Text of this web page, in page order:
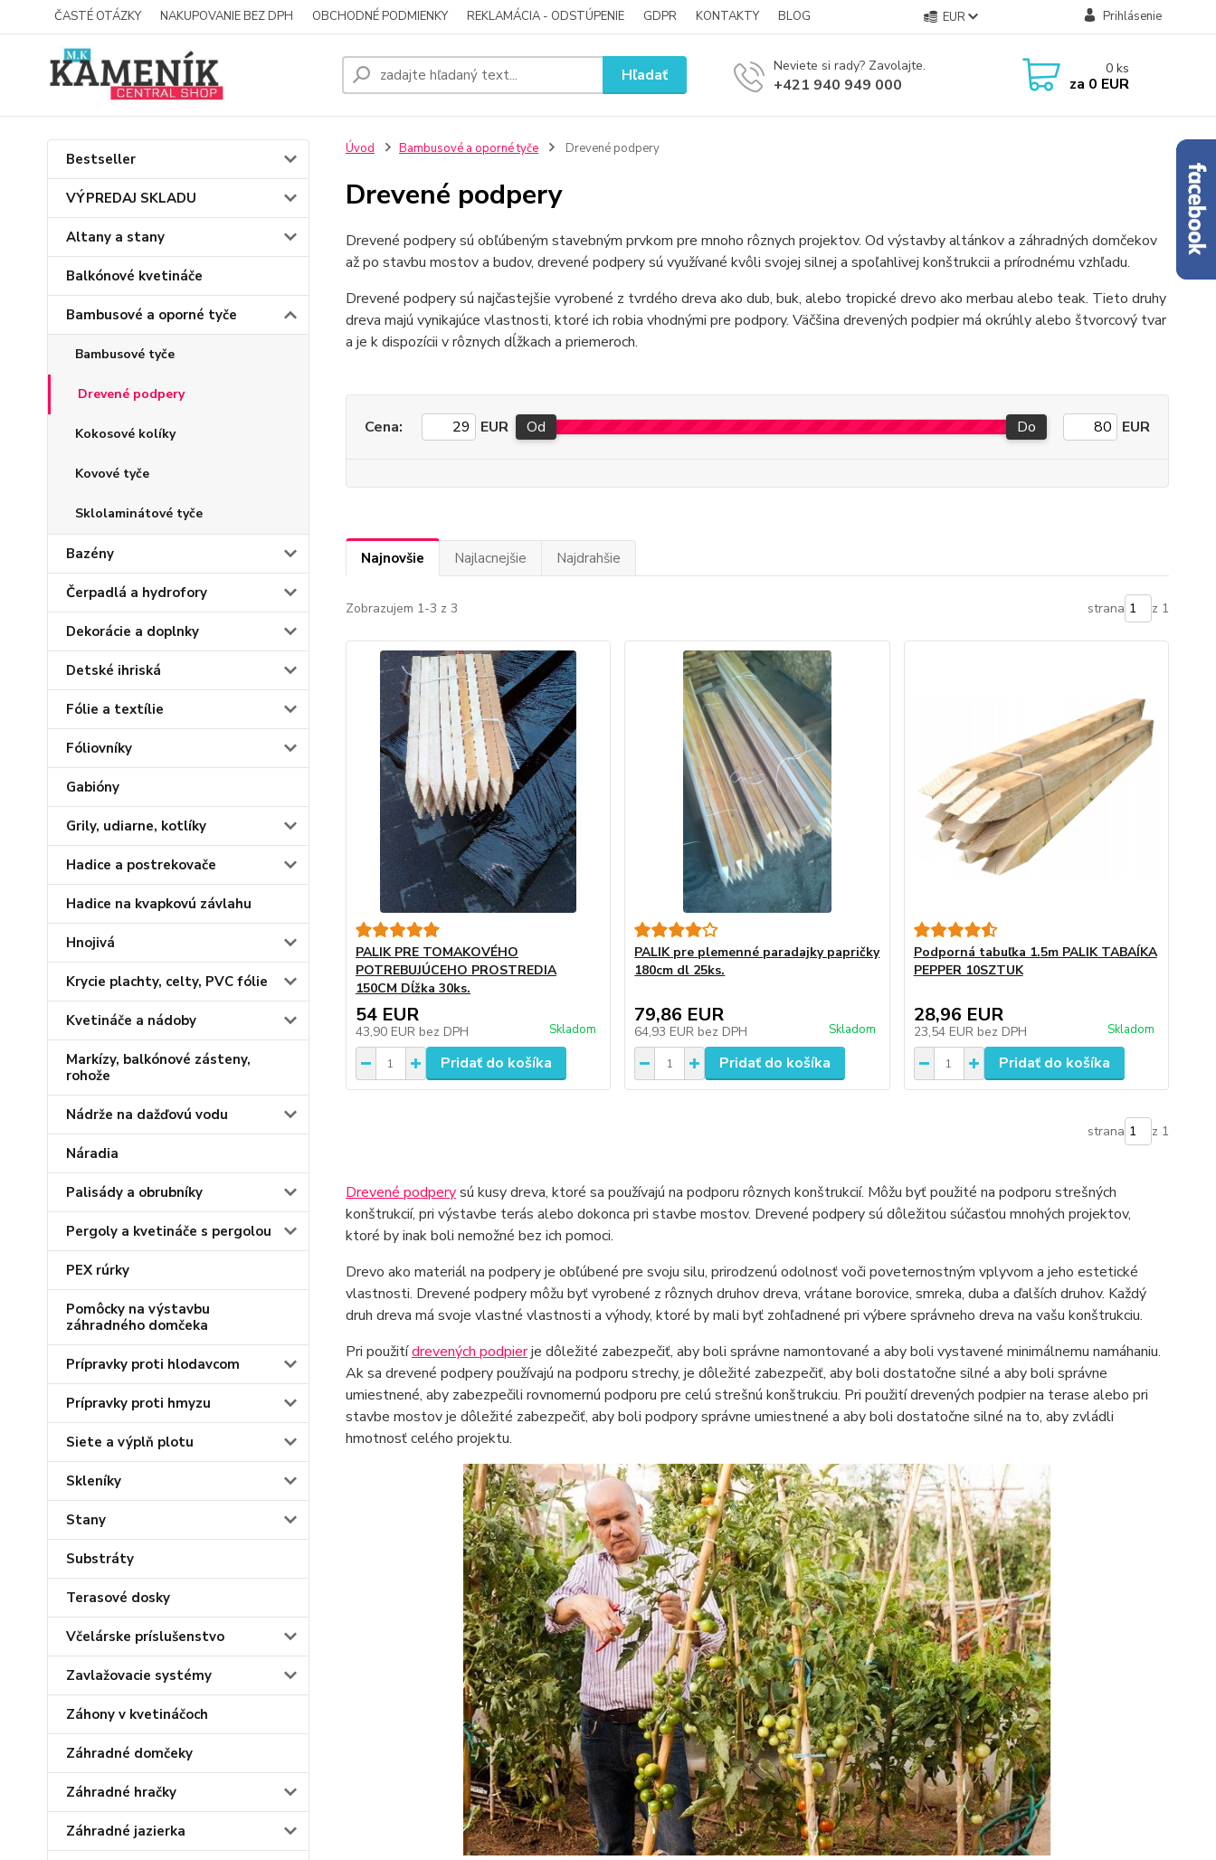
ČASTÉ OTÁZKY NAKUPOVANIE BEZ DPH OBCHODNÉ PODMIENKY REKLAMÁCIA - ODSTÚPENIE GDPR KONTAKTY BLOG EUR Prihlásenie
Hľadať Neviete si rady? Zavolajte.
+421 940 949 000
0 ks
za 0 EUR
Bestseller
VÝPREDAJ SKLADU
Altany a stany
Balkónové kvetináče
Bambusové a oporné tyče
Bambusové tyče
Drevené podpery
Kokosové kolíky
Kovové tyče
Sklolaminátové tyče
Bazény
Čerpadlá a hydrofory
Dekorácie a doplnky
Detské ihriská
Fólie a textílie
Fóliovníky
Gabióny
Grily, udiarne, kotlíky
Hadice a postrekovače
Hadice na kvapkovú závlahu
Hnojivá
Krycie plachty, celty, PVC fólie
Kvetináče a nádoby
Markízy, balkónové zásteny,
rohože
Nádrže na dažďovú vodu
Náradia
Palisády a obrubníky
Pergoly a kvetináče s pergolou
PEX rúrky
Pomôcky na výstavbu
záhradného domčeka
Prípravky proti hlodavcom
Prípravky proti hmyzu
Siete a výplň plotu
Skleníky
Stany
Substráty
Terasové dosky
Včelárske príslušenstvo
Zavlažovacie systémy
Záhony v kvetináčoch
Záhradné domčeky
Záhradné hračky
Záhradné jazierka
Úvod Bambusové a oporné tyče Drevené podpery
Drevené podpery
Drevené podpery sú obľúbeným stavebným prvkom pre mnoho rôznych projektov. Od výstavby altánkov a záhradných domčekov
až po stavbu mostov a budov, drevené podpery sú využívané kvôli svojej silnej a spoľahlivej konštrukcii a prírodnému vzhľadu.
Drevené podpery sú najčastejšie vyrobené z tvrdého dreva ako dub, buk, alebo tropické drevo ako merbau alebo teak. Tieto druhy
dreva majú vynikajúce vlastnosti, ktoré ich robia vhodnými pre podpory. Väčšina drevených podpier má okrúhly alebo štvorcový tvar
a je k dispozícii v rôznych dĺžkach a priemeroch.
Cena: EUR Od Do EUR
Najnovšie Najlacnejšie Najdrahšie
Zobrazujem 1-3 z 3 strana z 1
PALIK PRE TOMAKOVÉHO
POTREBUJÚCEHO PROSTREDIA
150CM Dĺžka 30ks.
54 EUR
43,90 EUR bez DPH Skladom
Pridať do košíka
PALIK pre plemenné paradajky papričky
180cm dl 25ks.
79,86 EUR
64,93 EUR bez DPH Skladom
Pridať do košíka
Podporná tabuľka 1.5m PALIK TABAÍKA
PEPPER 10SZTUK
28,96 EUR
23,54 EUR bez DPH Skladom
Pridať do košíka
strana z 1
Drevené podperysú kusy dreva, ktoré sa používajú na podporu rôznych konštrukcií. Môžu byť použité na podporu strešných
konštrukcií, pri výstavbe terás alebo dokonca pri stavbe mostov. Drevené podpery sú dôležitou súčasťou mnohých projektov,
ktoré by inak boli nemožné bez ich pomoci.
Drevo ako materiál na podpery je obľúbené pre svoju silu, prirodzenú odolnosť voči poveternostným vplyvom a jeho estetické
vlastnosti. Drevené podpery môžu byť vyrobené z rôznych druhov dreva, vrátane borovice, smreka, duba a ďalších druhov. Každý
druh dreva má svoje vlastné vlastnosti a výhody, ktoré by mali byť zohľadnené pri výbere správneho dreva na vašu konštrukciu.
Pri použitídrevených podpierje dôležité zabezpečiť, aby boli správne namontované a aby boli vystavené minimálnemu namáhaniu.
Ak sa drevené podpery používajú na podporu strechy, je dôležité zabezpečiť, aby boli dostatočne silné a aby boli správne
umiestnené, aby zabezpečili rovnomernú podporu pre celú strešnú konštrukciu. Pri použití drevených podpier na terase alebo pri
stavbe mostov je dôležité zabezpečiť, aby boli podpory správne umiestnené a aby boli dostatočne silné na to, aby zvládli
hmotnosť celého projektu.